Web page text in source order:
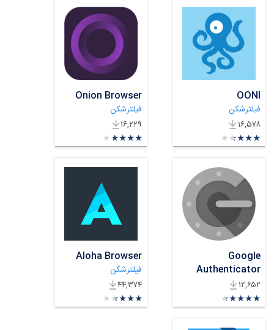
OONI
فیلترشکن
۱۶,۵۷۸
★★★★★
★
★
★
★
★
Onion Browser
فیلترشکن
۱۶,۲۲۹
★★★★★
★
★
★
★
★
Google
Authenticator
امنیت دیجیتال
۱۲,۶۵۲
★★★★★
★
★
★
★
★
Aloha Browser
فیلترشکن
۴۴,۳۷۴
★★★★★
★
★
★
★
★